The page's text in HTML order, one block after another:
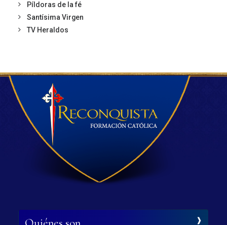
Píldoras de la fé
Santísima Virgen
TV Heraldos